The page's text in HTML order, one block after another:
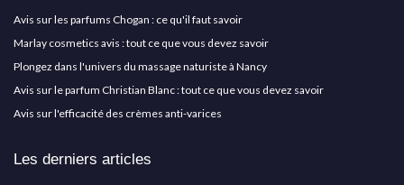
Avis sur les parfums Chogan : ce qu'il faut savoir
Marlay cosmetics avis : tout ce que vous devez savoir
Plongez dans l'univers du massage naturiste à Nancy
Avis sur le parfum Christian Blanc : tout ce que vous devez savoir
Avis sur l'efficacité des crèmes anti-varices
Les derniers articles